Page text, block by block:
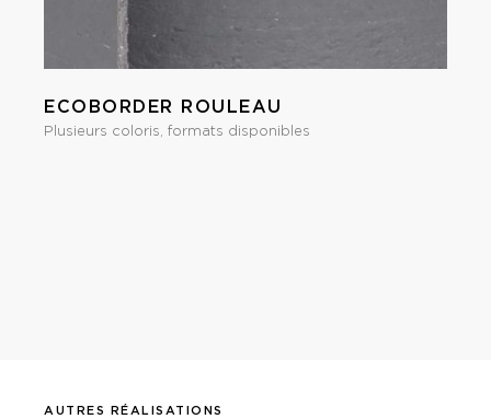
ECOBORDER ROULEAU
Plusieurs coloris, formats disponibles
AUTRES RÉALISATIONS